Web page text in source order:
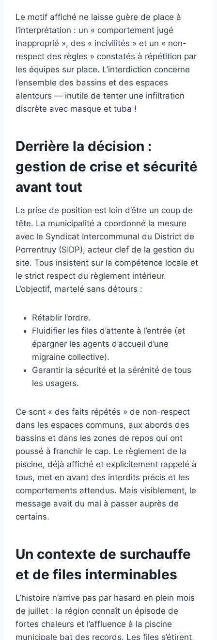
Le motif affiché ne laisse guère de place à
l’interprétation : un « comportement jugé
inapproprié », des « incivilités » et un « non-
respect des règles » constatés à répétition par
les équipes sur place. L’interdiction concerne
l’ensemble des bassins et des espaces
alentours — inutile de tenter une infiltration
discrète avec masque et tuba !
Derrière la décision :
gestion de crise et sécurité
avant tout
La prise de position est loin d’être un coup de
tête. La municipalité a coordonné la mesure
avec le Syndicat Intercommunal du District de
Porrentruy (SIDP), acteur clef de la gestion du
site. Tous insistent sur la compétence locale et
le strict respect du règlement intérieur.
L’objectif, martelé sans détours :
Rétablir l’ordre.
Fluidifier les files d’attente à l’entrée (et
épargner les agents d’accueil d’une
migraine collective).
Garantir la sécurité et la sérénité de tous
les usagers.
Ce sont « des faits répétés » de non-respect
dans les espaces communs, aux abords des
bassins et dans les zones de repos qui ont
poussé à franchir le cap. Le règlement de la
piscine, déjà affiché et explicitement rappelé à
tous, met en avant des interdits précis et les
comportements attendus. Mais visiblement, le
message avait du mal à passer auprès de
certains.
Un contexte de surchauffe
et de files interminables
L’histoire n’arrive pas par hasard en plein mois
de juillet : la région connaît un épisode de
fortes chaleurs et l’affluence à la piscine
municipale bat des records. Les files s’étirent,